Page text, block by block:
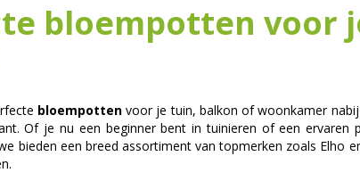
bloempotten voor
bloempottenvoor je tuin, balkon of woonkamer nabij
Of je nu een beginner bent in tuinieren of een
bieden een breed assortiment van topmerken zoals Elho